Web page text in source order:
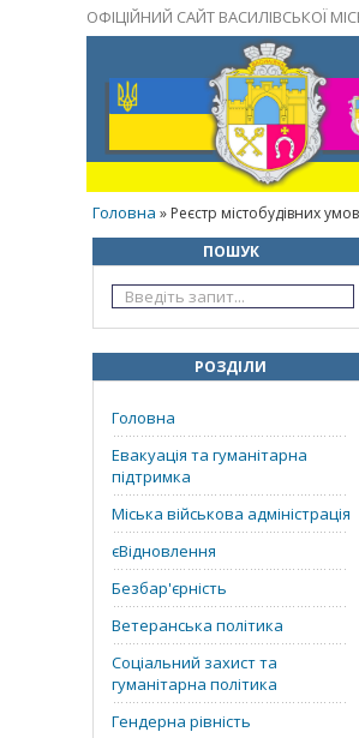
ОФІЦІЙНИЙ САЙТ ВАСИЛІВСЬКОЇ
Головна » Реєстр містобудівних
ПОШУК
РОЗДІЛИ
Головна
Евакуація та гуманітарна
підтримка
Міська військова адміністрація
єВідновлення
Безбар'єрність
Ветеранська політика
Соціальний захист та
гуманітарна політика
Гендерна рівність